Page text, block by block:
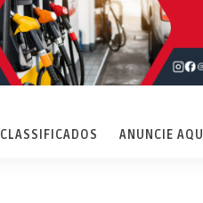
CLASSIFICADOS ANUNCIE AQUI